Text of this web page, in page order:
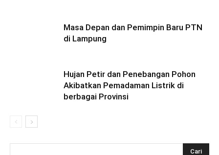
Masa Depan dan Pemimpin Baru PTN
di Lampung
Hujan Petir dan Penebangan Pohon
Akibatkan Pemadaman Listrik di
berbagai Provinsi